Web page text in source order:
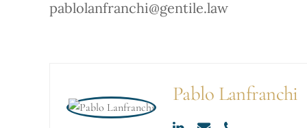
pablolanfranchi@gentile.law
Pablo Lanfranchi